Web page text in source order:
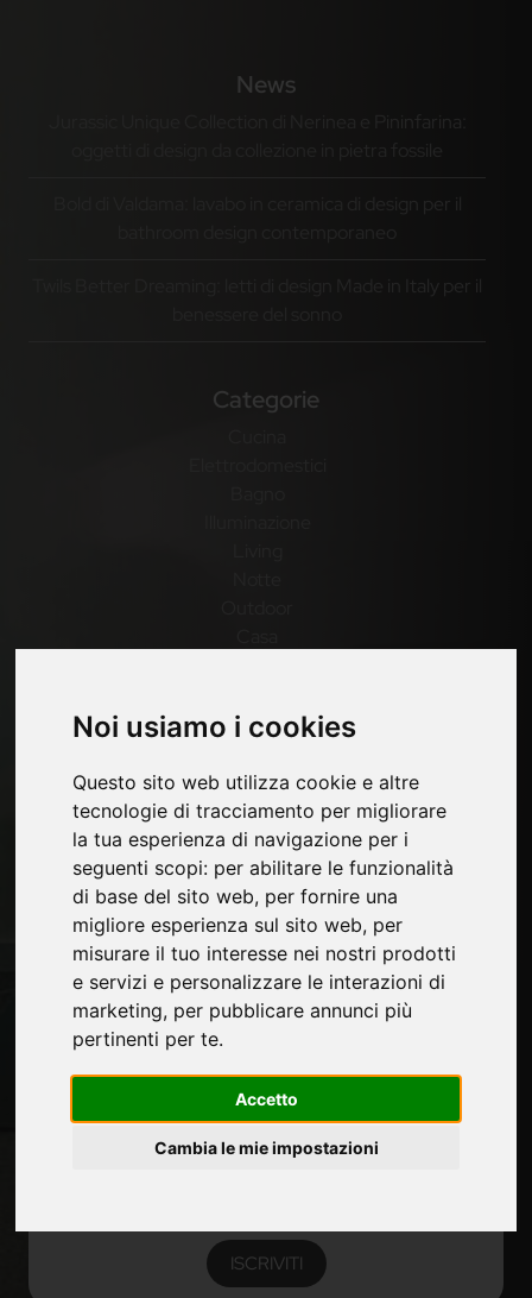
Noi usiamo i cookies
Questo sito web utilizza cookie e altre
tecnologie di tracciamento per migliorare
la tua esperienza di navigazione per i
seguenti scopi: per abilitare le funzionalità
di base del sito web, per fornire una
migliore esperienza sul sito web, per
misurare il tuo interesse nei nostri prodotti
e servizi e personalizzare le interazioni di
marketing, per pubblicare annunci più
pertinenti per te.
Accetto
Cambia le mie impostazioni
News
Categorie
Pagine
Contatti
Fiere
Privacy
Mappa Sito
Rimani aggiornato
Non perderti le ultime novità del settore, news su
aziende, prodotti, tecnologie innovative e fiere.
Iscriviti alla newsletter!
Non perderti le ultime news su nuovi prodotti, novità e
trends di settore e altre informazioni sul mondo
ISCRIVITI